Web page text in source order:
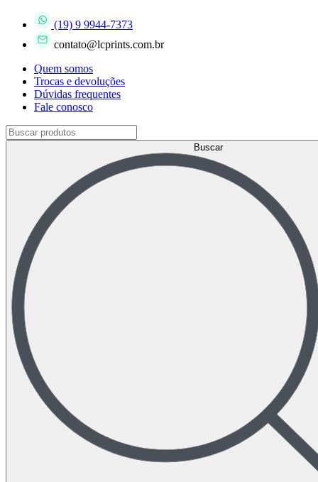
(19) 9 9944-7373
contato@lcprints.com.br
Quem somos
Trocas e devoluções
Dúvidas frequentes
Fale conosco
Buscar